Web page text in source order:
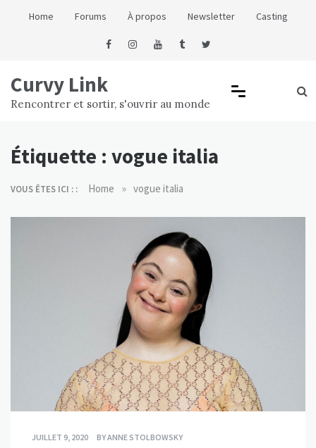
Home Forums À propos Newsletter Casting
Curvy Link
Rencontrer et sortir, s'ouvrir au monde
Étiquette : vogue italia
VOUS ÊTES ICI : : Home » vogue italia
JUILLET 9, 2020 BYANNE STOLBOWSKY